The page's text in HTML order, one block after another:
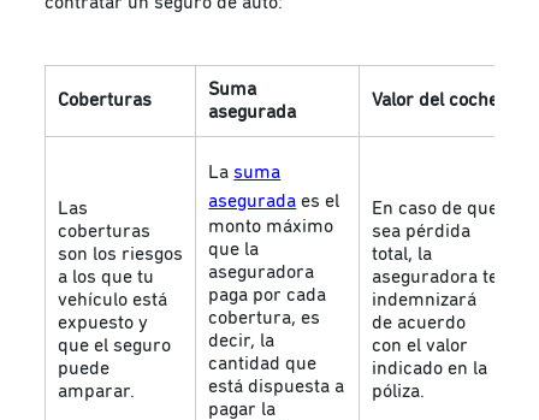
Coberturas
Suma
asegurada
Valor del coche
Las
coberturas
son los riesgos
a los que tu
vehículo está
expuesto y
que el seguro
puede
amparar.
La suma
asegurada es el
monto máximo
que la
aseguradora
paga por cada
cobertura, es
decir, la
cantidad que
está dispuesta a
pagar la
En caso de que
sea pérdida
total, la
aseguradora te
indemnizará
de acuerdo
con el valor
indicado en la
póliza.